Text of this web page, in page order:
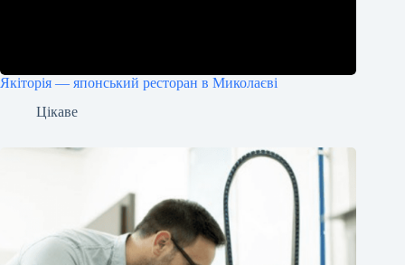
Якіторія — японський ресторан в Миколаєві
Цікаве